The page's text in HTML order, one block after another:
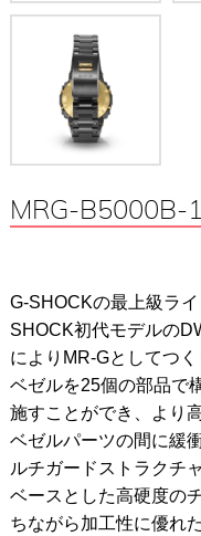
MRG-B5000B-
G-SHOCKの最上級ラ
SHOCK初代モデルの
によりMR-Gとしてつ
ベゼルを25個の部品で
施すことができ、より
ベゼルパーツの間に緩
ルチガードストラクチ
ベースとした高硬度の
ちながら加工性に優れ